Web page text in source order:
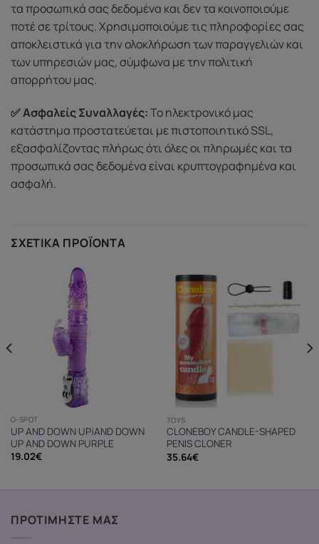
τα προσωπικά σας δεδομένα και δεν τα κοινοποιούμε
ποτέ σε τρίτους. Χρησιμοποιούμε τις πληροφορίες σας
αποκλειστικά για την ολοκλήρωση των παραγγελιών και
των υπηρεσιών μας, σύμφωνα με την πολιτική
απορρήτου μας.
✅ Ασφαλείς Συναλλαγές:Το ηλεκτρονικό μας
κατάστημα προστατεύεται με πιστοποιητικό SSL,
εξασφαλίζοντας πλήρως ότι όλες οι πληρωμές και τα
προσωπικά σας δεδομένα είναι κρυπτογραφημένα και
ασφαλή.
ΣΧΕΤΙΚΆ ΠΡΟΪΌΝΤΑ
G-SPOT
UP AND DOWN UP¡AND DOWN
UP AND DOWN PURPLE
19.02€
TOYS
CLONEBOY CANDLE-SHAPED
PENIS CLONER
35.64€
ΠΡΟΤΙΜΗΣΤΕ ΜΑΣ